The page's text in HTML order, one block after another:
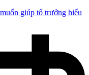
giúp tổ trưởng hiểu